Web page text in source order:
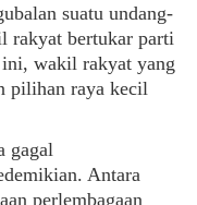
suatu undang-
rakyat bertukar parti
wakil rakyat yang
pilihan raya kecil
gagal
Antara
perlembagaan